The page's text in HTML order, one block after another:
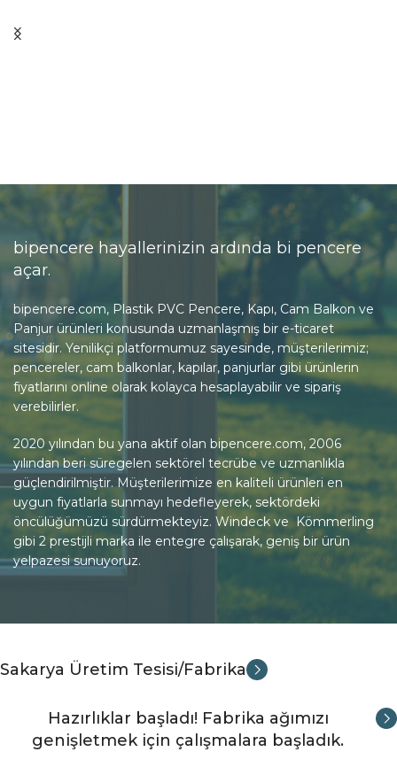
bipencere hayallerinizin ardında bi pencere
açar.
bipencere.com, Plastik PVC Pencere, Kapı, Cam Balkon ve
Panjur ürünleri konusunda uzmanlaşmış bir e-ticaret
sitesidir. Yenilikçi platformumuz sayesinde, müşterilerimiz;
pencereler, cam balkonlar, kapılar, panjurlar gibi ürünlerin
fiyatlarını online olarak kolayca hesaplayabilir ve sipariş
verebilirler.
2020 yılından bu yana aktif olan bipencere.com, 2006
yılından beri süregelen sektörel tecrübe ve uzmanlıkla
güçlendirilmiştir. Müşterilerimize en kaliteli ürünleri en
uygun fiyatlarla sunmayı hedefleyerek, sektördeki
öncülüğümüzü sürdürmekteyiz. Windeck ve Kömmerling
gibi 2 prestijli marka ile entegre çalışarak, geniş bir ürün
yelpazesi sunuyoruz.
Sakarya Üretim Tesisi/Fabrika
Hazırlıklar başladı! Fabrika ağımızı
genişletmek için çalışmalara başladık.